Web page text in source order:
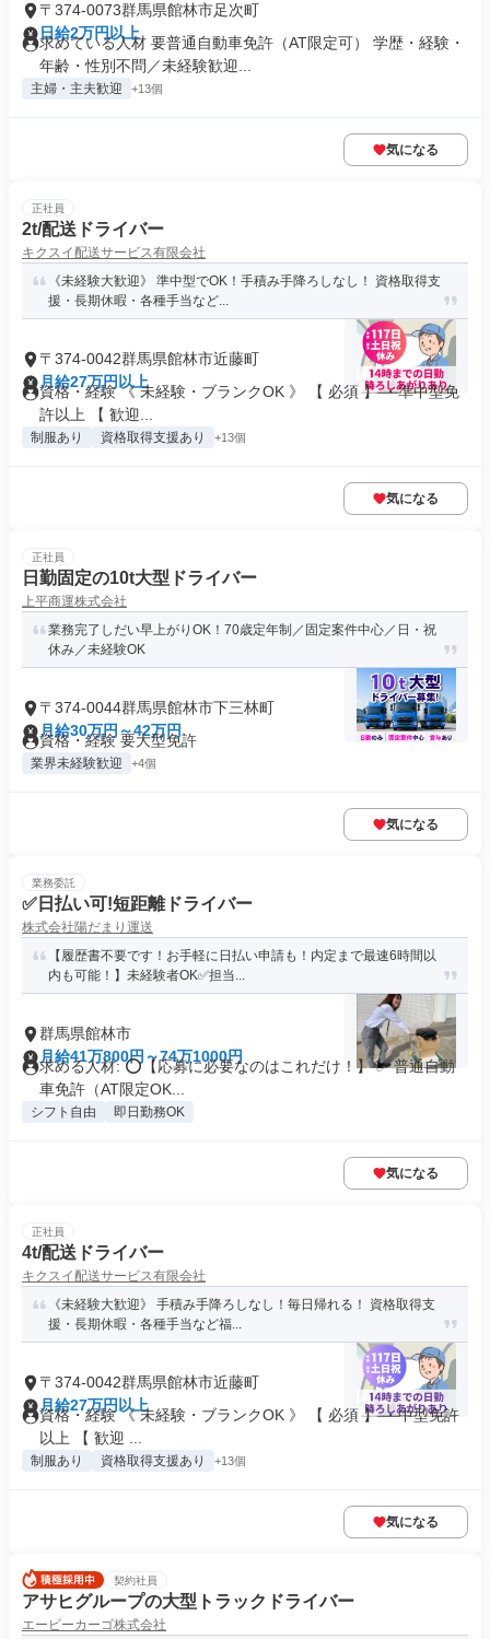
〒374-0073群馬県館林市足次町
日給2万円以上
求めている人材 要普通自動車免許（AT限定可） 学歴・経験・
年齢・性別不問／未経験歓迎...
主婦・主夫歓迎 +13個
気になる
正社員
2t/配送ドライバー
キクスイ配送サービス有限会社
《未経験大歓迎》 準中型でOK！手積み手降ろしなし！ 資格取得支
援・長期休暇・各種手当など...
〒374-0042群馬県館林市近藤町
月給27万円以上
資格・経験 《 未経験・ブランクOK 》 【 必須 】 ・準中型免
許以上 【 歓迎...
制服あり 資格取得支援あり +13個
気になる
正社員
日勤固定の10t大型ドライバー
上平商運株式会社
業務完了しだい早上がりOK！70歳定年制／固定案件中心／日・祝
休み／未経験OK
〒374-0044群馬県館林市下三林町
月給30万円～42万円
資格・経験 要大型免許
業界未経験歓迎 +4個
気になる
業務委託
✅日払い可!短距離ドライバー
株式会社陽だまり運送
【履歴書不要です！お手軽に日払い申請も！内定まで最速6時間以
内も可能！】未経験者OK✅担当...
群馬県館林市
月給41万800円～74万1000円
求める人材: ⭕️【応募に必要なのはこれだけ！】 ✅ 普通自動
車免許（AT限定OK...
シフト自由 即日勤務OK
気になる
正社員
4t/配送ドライバー
キクスイ配送サービス有限会社
《未経験大歓迎》 手積み手降ろしなし！毎日帰れる！ 資格取得支
援・長期休暇・各種手当など福...
〒374-0042群馬県館林市近藤町
月給27万円以上
資格・経験 《 未経験・ブランクOK 》 【 必須 】 ・中型免許
以上 【 歓迎 ...
制服あり 資格取得支援あり +13個
気になる
契約社員
アサヒグループの大型トラックドライバー
エービーカーゴ株式会社